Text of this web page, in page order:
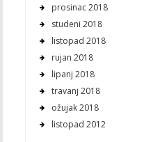
prosinac 2018
studeni 2018
listopad 2018
rujan 2018
lipanj 2018
travanj 2018
ožujak 2018
listopad 2012